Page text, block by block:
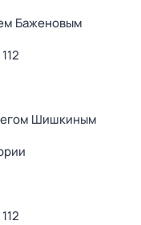
Баженовым
Шишкиным